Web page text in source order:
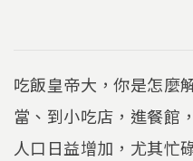
吃飯皇帝大，你是怎麼
當、到小吃店，進餐館
人口日益增加，尤其忙